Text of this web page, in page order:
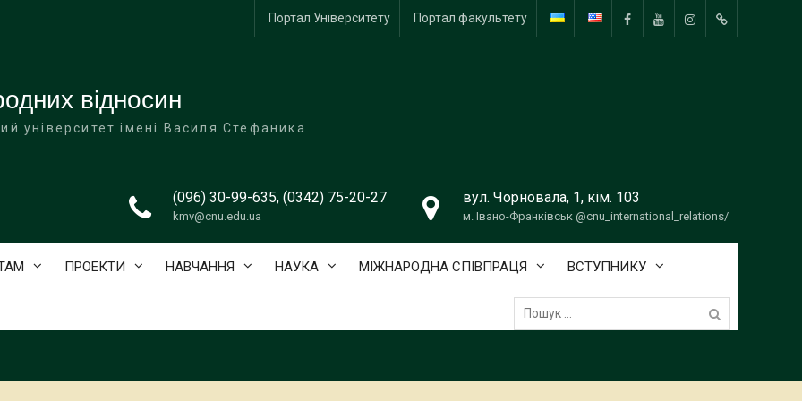
YouTubeInstagramTelegram
Портал Університету Портал факультету
відносин
університет імені Василя Стефаника
(096) 30-99-635, (0342) 75-20-27
kmv@cnu.edu.ua
вул. Чорновала, 1, кім. 103
м. Івано-Франківськ @cnu_international_relations/
ПРОЕКТИ НАВЧАННЯ НАУКА МІЖНАРОДНА СПІВПРАЦЯ ВСТУПНИКУ
Пошук: